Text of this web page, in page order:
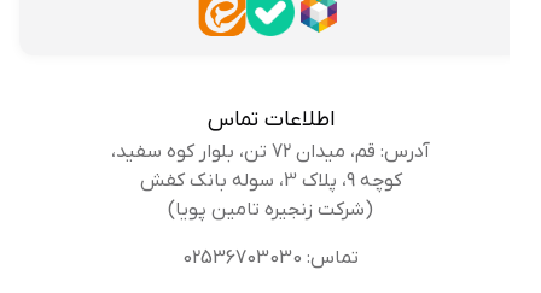
اطلاعات تماس
آدرس: قم، میدان 72 تن، بلوار کوه سفید،
کوچه 9، پلاک 3، سوله بانک کفش
(شرکت زنجیره تامین پویا)
تماس: 02536703030